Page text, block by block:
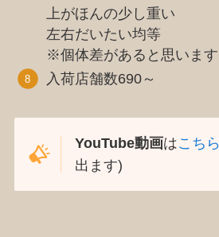
上がほんの少し重い
左右だいたい均等
※個体差があると思います
入荷店舗数690～
YouTube動画はこちら
出ます)